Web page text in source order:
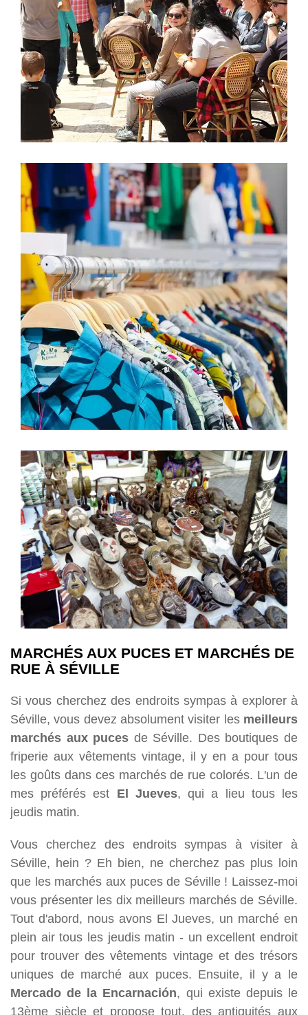
MARCHÉS AUX PUCES ET MARCHÉS DE
RUE À SÉVILLE
Si vous cherchez des endroits sympas à explorer à
Séville, vous devez absolument visiter les meilleurs
marchés aux puces de Séville. Des boutiques de
friperie aux vêtements vintage, il y en a pour tous
les goûts dans ces marchés de rue colorés. L'un de
mes préférés est El Jueves, qui a lieu tous les
jeudis matin.
Vous cherchez des endroits sympas à visiter à
Séville, hein ? Eh bien, ne cherchez pas plus loin
que les marchés aux puces de Séville ! Laissez-moi
vous présenter les dix meilleurs marchés de Séville.
Tout d'abord, nous avons El Jueves, un marché en
plein air tous les jeudis matin - un excellent endroit
pour trouver des vêtements vintage et des trésors
uniques de marché aux puces. Ensuite, il y a le
Mercado de la Encarnación, qui existe depuis le
13ème siècle et propose tout, des antiquités aux